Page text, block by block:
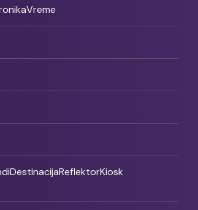
Vreme
DestinacijaReflektorKiosk